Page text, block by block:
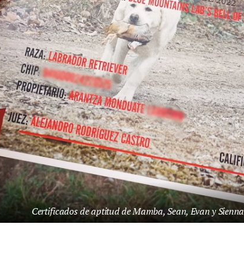
Certificados de aptitud de Mamba, Sean, Evan y Sienna